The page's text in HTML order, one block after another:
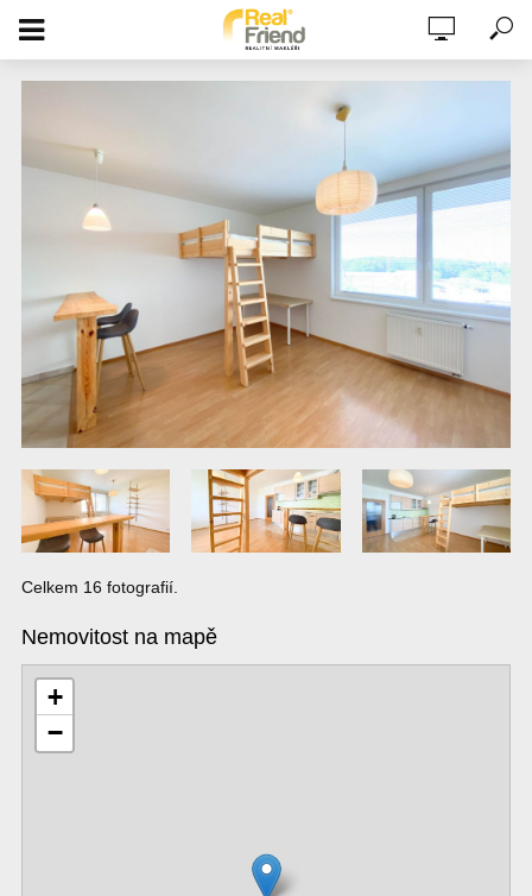
ÚTULNÝ BYT 1+KK 32M2, U HOSTIVAŘSKÉ
NÁDRŽE, 4. PATRO, ULICE
R.A.DVORSKÉHO, MOŽNOST PARKOVÁNÍ
Celkem 16 fotografií.
Nemovitost na mapě
+
−